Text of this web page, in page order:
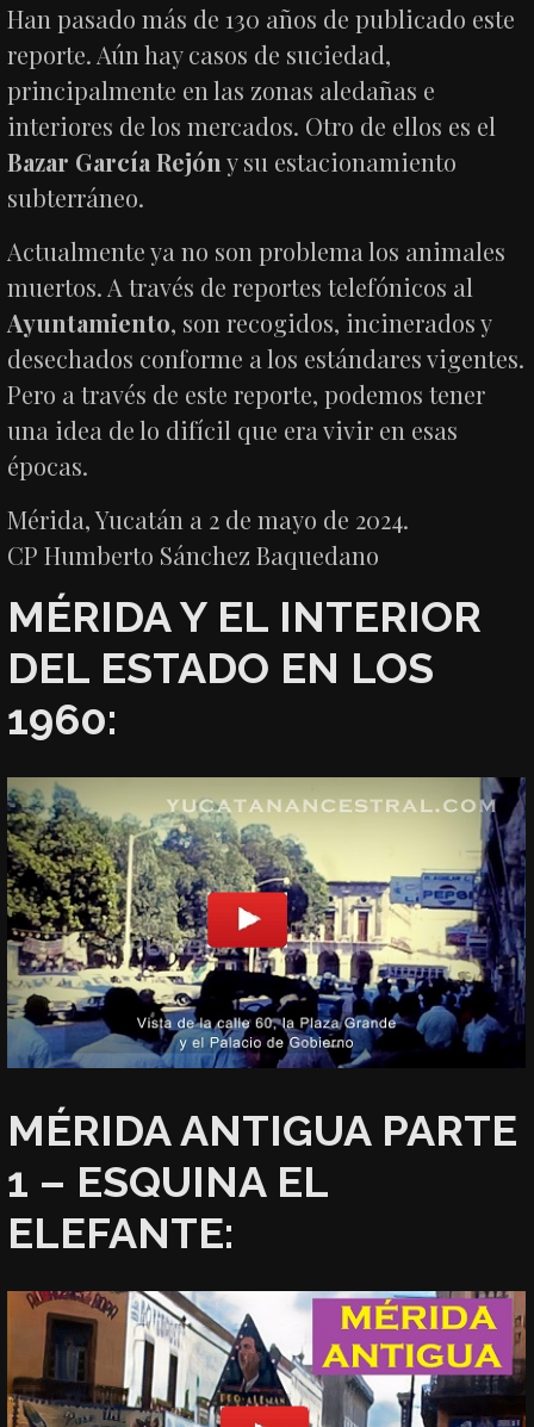
Han pasado más de 130 años de publicado este
reporte. Aún hay casos de suciedad,
principalmente en las zonas aledañas e
interiores de los mercados. Otro de ellos es el
Bazar García Rejón y su estacionamiento
subterráneo.
Actualmente ya no son problema los animales
muertos. A través de reportes telefónicos al
Ayuntamiento, son recogidos, incinerados y
desechados conforme a los estándares vigentes.
Pero a través de este reporte, podemos tener
una idea de lo difícil que era vivir en esas
épocas.
Mérida, Yucatán a 2 de mayo de 2024.
CP Humberto Sánchez Baquedano
MÉRIDA Y EL INTERIOR
DEL ESTADO EN LOS
1960:
MÉRIDA ANTIGUA PARTE
1 – ESQUINA EL
ELEFANTE: